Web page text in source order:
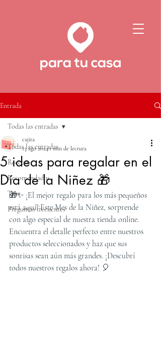
Entrada
Todas las entradas
Recetas
Recomendados
Tips
Preguntas frecuentes
Todas las entradas
5 ideas para regalar en el
Día de la Niñez 🎁
cajita
13 ago 20241 min de lectura
🎁✨ ¡El mejor regalo para los más pequeños
está aquí! Este Mes de la Niñez, sorprende
con algo especial de nuestra tienda online.
Encuentra el detalle perfecto entre nuestros
productos seleccionados y haz que sus
sonrisas sean aún más grandes. ¡Descubrí
todos nuestros regalos ahora! 🎈